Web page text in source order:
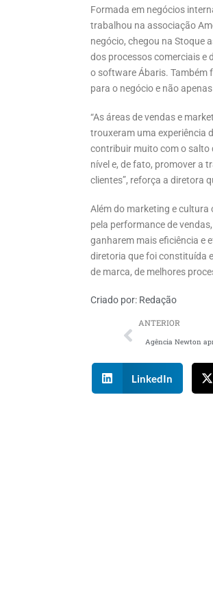
Formada em negócios
trabalhou na associação
negócio, chegou na Stoque
dos processos comerciais e
o software Ábaris. Também
para o negócio e não
“As áreas de vendas e
trouxeram uma experiência
contribuir muito com o salto
nível e, de fato, promover a
clientes”, reforça a diretora
Além do marketing e cultura
pela performance de
ganharem mais eficiência e
diretoria que foi constituída
de marca, de melhores
Criado por: Redação
ANTERIOR
Agência Newton
LinkedIn